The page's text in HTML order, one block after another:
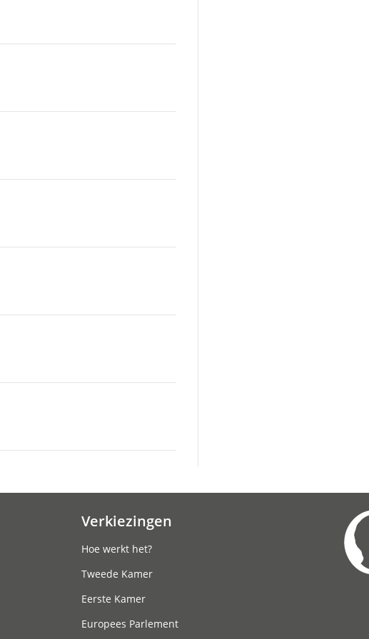
Verkiezingen
Hoe werkt het?
Tweede Kamer
Eerste Kamer
Europees Parlement